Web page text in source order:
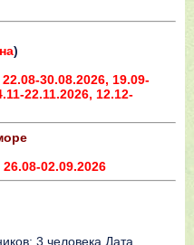
)
30.08.2026, 19.09-
22.11.2026, 12.12-
02.09.2026
3 человека Дата